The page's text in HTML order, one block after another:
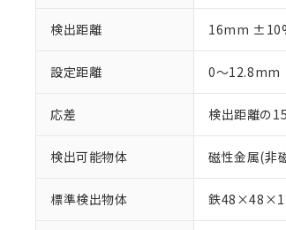
検出距離 16mm
設定距離 0～12.8mm
応差 検出距離の
検出可能物体 磁性金属(非
標準検出物体 鉄